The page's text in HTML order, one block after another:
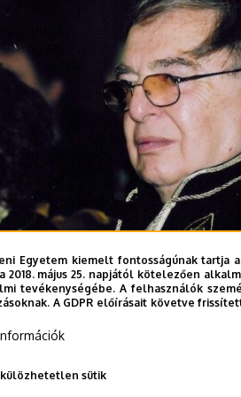
vizsgált témakör minden fontos
és elismert előadója. Közel 300
éve kezdődött együttműködése
Egyetem kiemelt fontosságúnak
2018. május 25. napjától kötelezően
tevékenységébe. A felhasználók
A GDPR előírásait követve
sütik